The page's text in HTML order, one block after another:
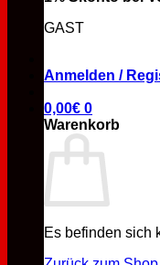
GAST
Anmelden /
0,00€ 0
Warenkorb
Es befinden sich